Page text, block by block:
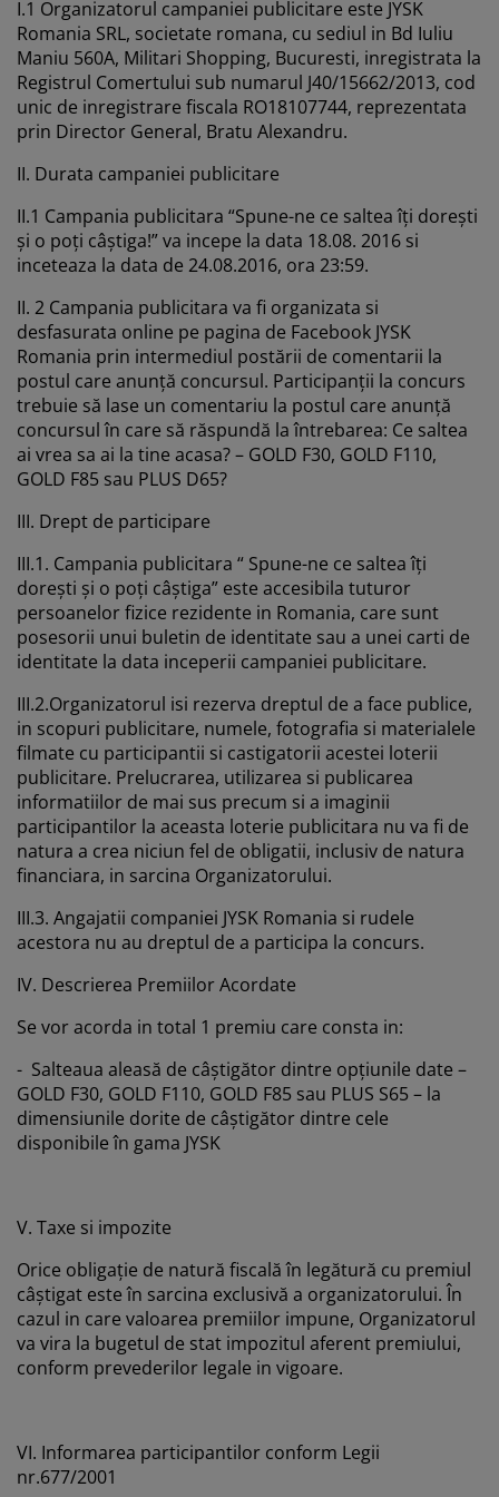
dormitor
de saltea
Copii
copii
mobilierului
exterior
de iluminat
casă
copiilor
pentru rufe
I.1 Organizatorul campaniei publicitare este JYSK
Romania SRL, societate romana, cu sediul in Bd Iuliu
Maniu 560A, Militari Shopping, Bucuresti, inregistrata la
Registrul Comertului sub numarul J40/15662/2013, cod
unic de inregistrare fiscala RO18107744, reprezentata
prin Director General, Bratu Alexandru.
II. Durata campaniei publicitare
II.1 Campania publicitara “Spune-ne ce saltea îți dorești
și o poți câștiga!” va incepe la data 18.08. 2016 si
inceteaza la data de 24.08.2016, ora 23:59.
II. 2 Campania publicitara va fi organizata si
desfasurata online pe pagina de Facebook JYSK
Romania prin intermediul postării de comentarii la
postul care anunță concursul. Participanții la concurs
trebuie să lase un comentariu la postul care anunță
concursul în care să răspundă la întrebarea: Ce saltea
ai vrea sa ai la tine acasa? – GOLD F30, GOLD F110,
GOLD F85 sau PLUS D65?
III. Drept de participare
III.1. Campania publicitara “ Spune-ne ce saltea îți
dorești și o poți câștiga” este accesibila tuturor
persoanelor fizice rezidente in Romania, care sunt
posesorii unui buletin de identitate sau a unei carti de
identitate la data inceperii campaniei publicitare.
III.2.Organizatorul isi rezerva dreptul de a face publice,
in scopuri publicitare, numele, fotografia si materialele
filmate cu participantii si castigatorii acestei loterii
publicitare. Prelucrarea, utilizarea si publicarea
informatiilor de mai sus precum si a imaginii
participantilor la aceasta loterie publicitara nu va fi de
natura a crea niciun fel de obligatii, inclusiv de natura
financiara, in sarcina Organizatorului.
III.3. Angajatii companiei JYSK Romania si rudele
acestora nu au dreptul de a participa la concurs.
IV. Descrierea Premiilor Acordate
Se vor acorda in total 1 premiu care consta in:
- Salteaua aleasă de câștigător dintre opțiunile date –
GOLD F30, GOLD F110, GOLD F85 sau PLUS S65 – la
dimensiunile dorite de câștigător dintre cele
disponibile în gama JYSK
V. Taxe si impozite
Orice obligaţie de natură fiscală în legătură cu premiul
câştigat este în sarcina exclusivă a organizatorului. În
cazul in care valoarea premiilor impune, Organizatorul
va vira la bugetul de stat impozitul aferent premiului,
conform prevederilor legale in vigoare.
VI. Informarea participantilor conform Legii
nr.677/2001